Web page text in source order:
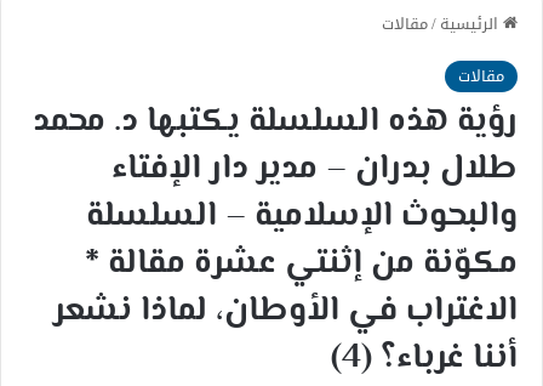
الرئيسية/مقالات
مقالات
رؤية هذه السلسلة يكتبها د. محمد
طلال بدران – مدير دار الإفتاء
والبحوث الإسلامية – السلسلة
مكوّنة من إثنتي عشرة مقالة *
الاغتراب في الأوطان، لماذا نشعر
أننا غرباء؟ (4)